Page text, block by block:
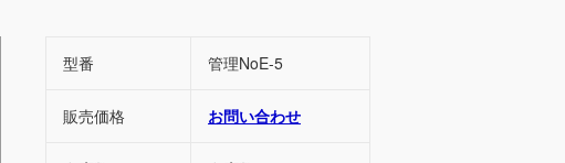
型番 管理NoE-5
販売価格 お問い合わせ